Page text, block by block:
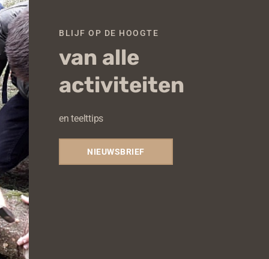
BLIJF OP DE HOOGTE
van alle
activiteiten
en teelttips
NIEUWSBRIEF